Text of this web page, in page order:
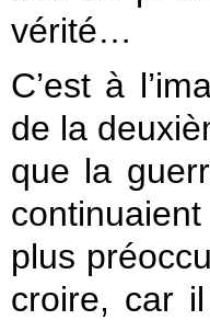
vérité…
C’est à
de la
que la
plus
croire, car